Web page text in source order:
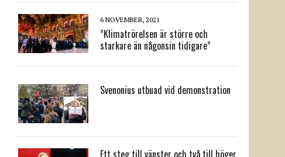
6 NOVEMBER, 2021
”Klimatrörelsen är större och
starkare än någonsin tidigare”
Svenonius utbuad vid demonstration
Ett steg till vänster och två till höger